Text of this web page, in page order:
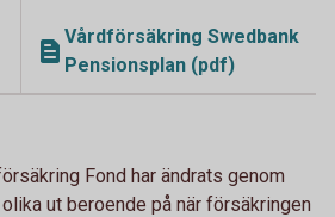
Vårdförsäkring Swedbank
Pensionsplan (pdf)
Fond har ändrats genom
ut beroende på när försäkringen